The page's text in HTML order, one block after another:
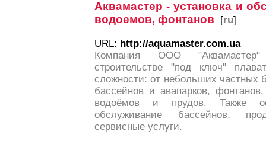
Аквамастер - установка и
водоемов, фонтанов [ru]
URL: http://aquamaster.com.ua
Компания ООО "Аквамастер"
строительстве "под ключ"
сложности: от небольших частных
бассейнов и авапарков,
водоёмов и прудов. Также
обслуживание бассейнов,
сервисные услуги.